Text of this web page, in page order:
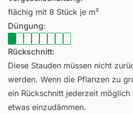
flächig mit 8 Stück je m²
Düngung:
Rückschnitt:
Diese Stauden müssen nicht
werden. Wenn die Pflanzen zu
ein Rückschnitt jederzeit möglich
etwas einzudämmen.